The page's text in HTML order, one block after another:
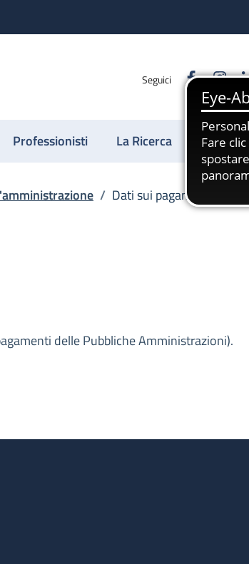
Seguici
Professionisti La Ricerca
/ Dati sui pagamenti
delle Pubbliche Amministrazioni).